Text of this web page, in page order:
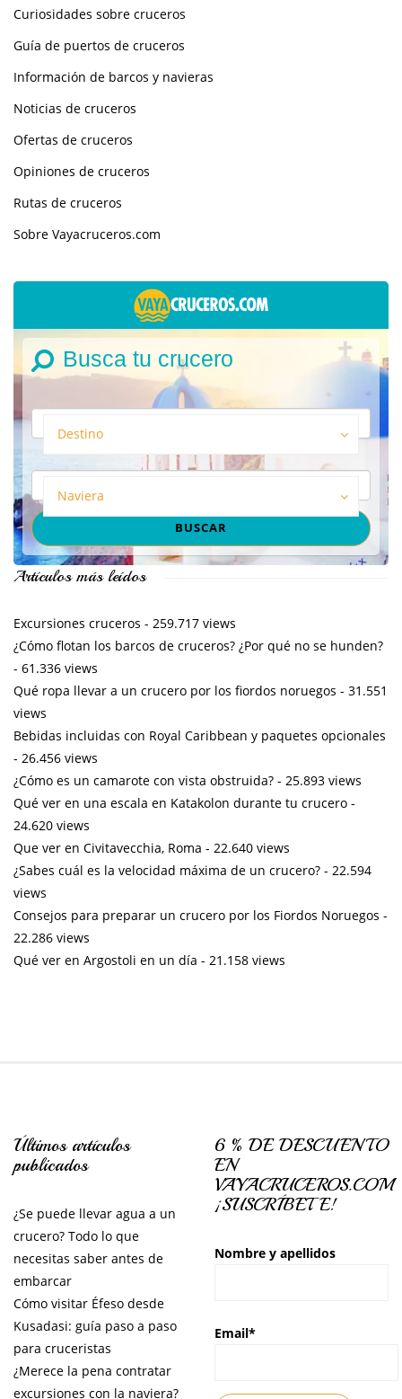
Curiosidades sobre cruceros
Guía de puertos de cruceros
Información de barcos y navieras
Noticias de cruceros
Ofertas de cruceros
Opiniones de cruceros
Rutas de cruceros
Sobre Vayacruceros.com
Busca tu crucero
Destino
Naviera
Artículos más leídos
Excursiones cruceros - 259.717 views
¿Cómo flotan los barcos de cruceros? ¿Por qué no se hunden?
- 61.336 views
Qué ropa llevar a un crucero por los fiordos noruegos - 31.551
views
Bebidas incluidas con Royal Caribbean y paquetes opcionales
- 26.456 views
¿Cómo es un camarote con vista obstruida? - 25.893 views
Qué ver en una escala en Katakolon durante tu crucero -
24.620 views
Que ver en Civitavecchia, Roma - 22.640 views
¿Sabes cuál es la velocidad máxima de un crucero? - 22.594
views
Consejos para preparar un crucero por los Fiordos Noruegos -
22.286 views
Qué ver en Argostoli en un día - 21.158 views
Últimos artículos
publicados
¿Se puede llevar agua a un
crucero? Todo lo que
necesitas saber antes de
embarcar
Cómo visitar Éfeso desde
Kusadasi: guía paso a paso
para cruceristas
¿Merece la pena contratar
excursiones con la naviera?
6 % DE DESCUENTO
EN
VAYACRUCEROS.COM
¡SUSCRÍBETE!
Nombre y apellidos
Email*